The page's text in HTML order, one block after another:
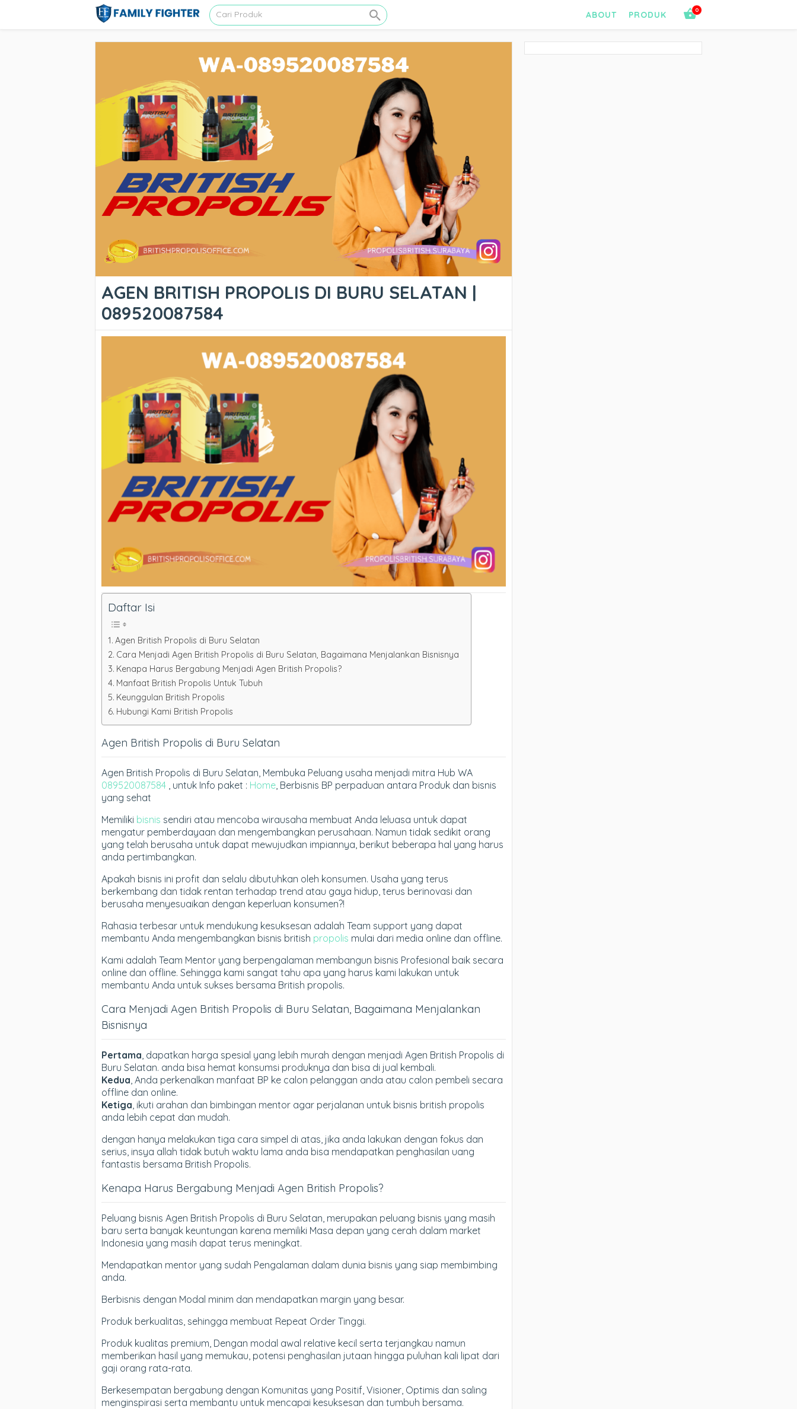
0
ABOUT PRODUK
AGEN BRITISH PROPOLIS DI BURU SELATAN |
089520087584
Daftar Isi
Agen British Propolis di Buru Selatan
Cara Menjadi Agen British Propolis di Buru Selatan, Bagaimana Menjalankan Bisnisnya
Kenapa Harus Bergabung Menjadi Agen British Propolis?
Manfaat British Propolis Untuk Tubuh
Keunggulan British Propolis
Hubungi Kami British Propolis
Agen British Propolis di Buru Selatan
Agen British Propolis di Buru Selatan, Membuka Peluang usaha menjadi mitra Hub WA
089520087584 , untuk Info paket : Home , Berbisnis BP perpaduan antara Produk dan bisnis
yang sehat
Memiliki bisnis sendiri atau mencoba wirausaha membuat Anda leluasa untuk dapat
mengatur pemberdayaan dan mengembangkan perusahaan. Namun tidak sedikit orang
yang telah berusaha untuk dapat mewujudkan impiannya, berikut beberapa hal yang harus
anda pertimbangkan.
Apakah bisnis ini profit dan selalu dibutuhkan oleh konsumen. Usaha yang terus
berkembang dan tidak rentan terhadap trend atau gaya hidup, terus berinovasi dan
berusaha menyesuaikan dengan keperluan konsumen?!
Rahasia terbesar untuk mendukung kesuksesan adalah Team support yang dapat
membantu Anda mengembangkan bisnis british propolis mulai dari media online dan offline.
Kami adalah Team Mentor yang berpengalaman membangun bisnis Profesional baik secara
online dan offline. Sehingga kami sangat tahu apa yang harus kami lakukan untuk
membantu Anda untuk sukses bersama British propolis.
Cara Menjadi Agen British Propolis di Buru Selatan, Bagaimana Menjalankan
Bisnisnya
Pertama , dapatkan harga spesial yang lebih murah dengan menjadi Agen British Propolis di
Buru Selatan. anda bisa hemat konsumsi produknya dan bisa di jual kembali.
Kedua , Anda perkenalkan manfaat BP ke calon pelanggan anda atau calon pembeli secara
offline dan online.
Ketiga , ikuti arahan dan bimbingan mentor agar perjalanan untuk bisnis british propolis
anda lebih cepat dan mudah.
dengan hanya melakukan tiga cara simpel di atas, jika anda lakukan dengan fokus dan
serius, insya allah tidak butuh waktu lama anda bisa mendapatkan penghasilan uang
fantastis bersama British Propolis.
Kenapa Harus Bergabung Menjadi Agen British Propolis?
Peluang bisnis Agen British Propolis di Buru Selatan, merupakan peluang bisnis yang masih
baru serta banyak keuntungan karena memiliki Masa depan yang cerah dalam market
Indonesia yang masih dapat terus meningkat.
Mendapatkan mentor yang sudah Pengalaman dalam dunia bisnis yang siap membimbing
anda.
Berbisnis dengan Modal minim dan mendapatkan margin yang besar.
Produk berkualitas, sehingga membuat Repeat Order Tinggi.
Produk kualitas premium, Dengan modal awal relative kecil serta terjangkau namun
memberikan hasil yang memukau, potensi penghasilan jutaan hingga puluhan kali lipat dari
gaji orang rata-rata.
Berkesempatan bergabung dengan Komunitas yang Positif, Visioner, Optimis dan saling
menginspirasi serta membantu untuk mencapai kesuksesan dan tumbuh bersama.